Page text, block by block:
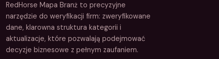
RedHorse Mapa Branż to precyzyjne
narzędzie do weryfikacji firm: zweryfikowane
dane, klarowna struktura kategorii i
aktualizacje, które pozwalają podejmować
decyzje biznesowe z pełnym zaufaniem.